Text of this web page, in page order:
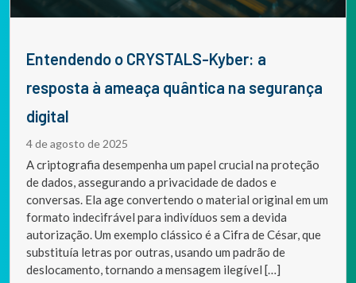
Entendendo o CRYSTALS-Kyber: a
resposta à ameaça quântica na segurança
digital
4 de agosto de 2025
A criptografia desempenha um papel crucial na proteção
de dados, assegurando a privacidade de dados e
conversas. Ela age convertendo o material original em um
formato indecifrável para indivíduos sem a devida
autorização. Um exemplo clássico é a Cifra de César, que
substituía letras por outras, usando um padrão de
deslocamento, tornando a mensagem ilegível […]